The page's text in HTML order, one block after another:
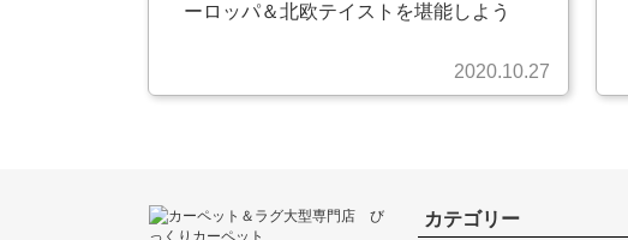
ーロッパ＆北欧テイストを堪能しよう
2020.10.27
カテゴリー